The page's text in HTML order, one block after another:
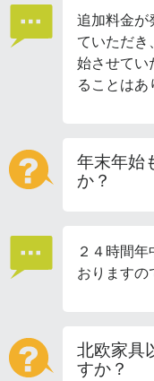
追加料金が
ていただき
始させてい
ることはあ
年末年始
か？
２４時間
おりますの
北欧家具
すか？